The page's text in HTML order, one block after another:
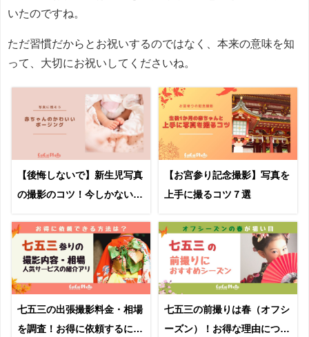
いたのですね。
ただ習慣だからとお祝いするのではなく、本来の意味を知
って、大切にお祝いしてくださいね。
【後悔しないで】新生児写真
の撮影のコツ！今しかない一
【お宮参り記念撮影】写真を
上手に撮るコツ７選
七五三の出張撮影料金・相場
を調査！お得に依頼するに
七五三の前撮りは春（オフシ
ーズン）！お得な理由につい